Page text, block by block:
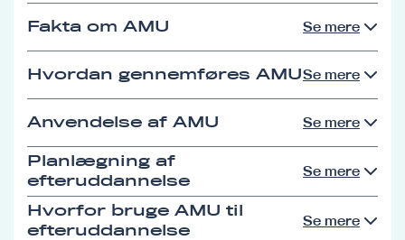
Fakta om AMU Se mere
Hvordan gennemføres AMUSe mere
Anvendelse af AMU Se mere
Planlægning af
efteruddannelse
Se mere
Hvorfor bruge AMU til
efteruddannelse
Se mere